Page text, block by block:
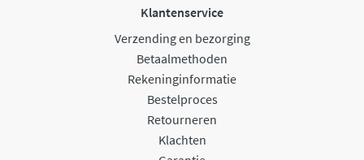
Klantenservice
Verzending en bezorging
Betaalmethoden
Rekeninginformatie
Bestelproces
Retourneren
Klachten